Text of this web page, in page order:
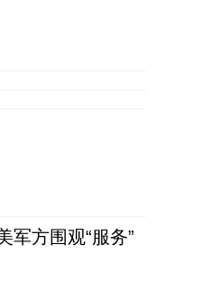
军方围观“服务”